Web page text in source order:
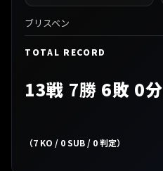
ブリスベン
TOTAL RECORD
13戦 7勝 6敗 0分
（7 KO / 0 SUB / 0 判定）